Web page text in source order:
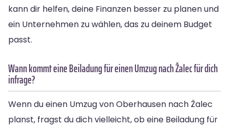
kann dir helfen, deine Finanzen besser zu planen und
ein Unternehmen zu wählen, das zu deinem Budget
passt.
Wann kommt eine Beiladung für einen Umzug nach Žalec für dich
infrage?
Wenn du einen Umzug von Oberhausen nach Žalec
planst, fragst du dich vielleicht, ob eine Beiladung für